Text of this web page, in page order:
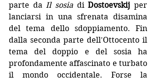
parte da Il sosia di Dostoevskij per
lanciarsi in una sfrenata disamina
del tema dello sdoppiamento. Fin
dalla seconda parte dell'Ottocento il
tema del doppio e del sosia ha
profondamente affascinato e turbato
il mondo occidentale. Forse la